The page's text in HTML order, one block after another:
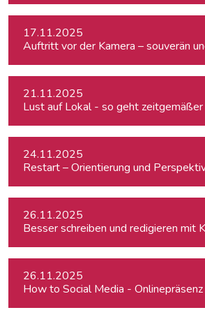
17.11.2025
Auftritt vor der Kamera – souverän
21.11.2025
Lust auf Lokal - so geht zeitgemäßer
24.11.2025
Restart – Orientierung und
26.11.2025
Besser schreiben und redigieren mit
26.11.2025
How to Social Media -